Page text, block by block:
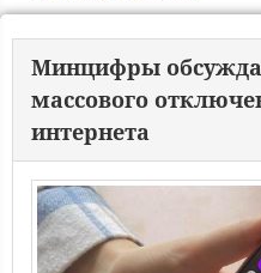
Минцифры
массового
интернета